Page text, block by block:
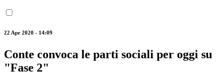
22 Apr 2020 - 14:09
Conte convoca le parti sociali per oggi su
"Fase 2"